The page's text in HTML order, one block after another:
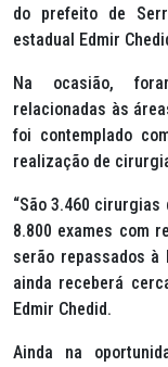
do prefeito de
estadual Edmir
Na ocasião,
relacionadas às
foi contemplado
realização de
“São 3.460
8.800 exames com
serão repassados à
ainda receberá
Edmir Chedid.
Ainda na